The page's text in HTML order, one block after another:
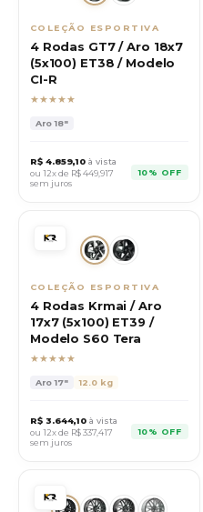
COLEÇÃO ESPORTIVA
4 Rodas GT7 / Aro 18x7
(5x100) ET38 / Modelo
CI-R
★★★★★
Aro18"
R$ 4.859,10 à vista
ou 12x de R$449,917
sem juros
10% OFF
COLEÇÃO ESPORTIVA
4 Rodas Krmai / Aro
17x7 (5x100) ET39 /
Modelo S60 Tera
★★★★★
Aro17" 12.0 kg
R$ 3.644,10 à vista
ou 12x de R$337,417
sem juros
10% OFF